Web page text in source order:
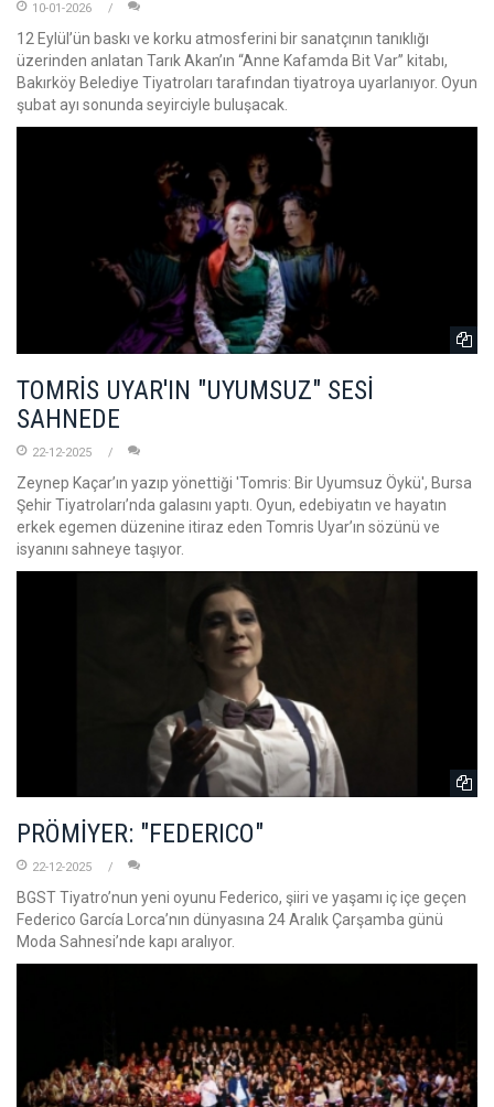
10-01-2026
12 Eylül’ün baskı ve korku atmosferini bir sanatçının tanıklığı
üzerinden anlatan Tarık Akan’ın “Anne Kafamda Bit Var” kitabı,
Bakırköy Belediye Tiyatroları tarafından tiyatroya uyarlanıyor. Oyun
şubat ayı sonunda seyirciyle buluşacak.
TOMRİS UYAR'IN "UYUMSUZ" SESİ
SAHNEDE
22-12-2025
Zeynep Kaçar’ın yazıp yönettiği 'Tomris: Bir Uyumsuz Öykü', Bursa
Şehir Tiyatroları’nda galasını yaptı. Oyun, edebiyatın ve hayatın
erkek egemen düzenine itiraz eden Tomris Uyar’ın sözünü ve
isyanını sahneye taşıyor.
PRÖMİYER: "FEDERICO"
22-12-2025
BGST Tiyatro’nun yeni oyunu Federico, şiiri ve yaşamı iç içe geçen
Federico García Lorca’nın dünyasına 24 Aralık Çarşamba günü
Moda Sahnesi’nde kapı aralıyor.